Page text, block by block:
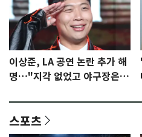
이상준, LA 공연 논란 추가 해
명…"지각 없었고 야구장은
스포츠